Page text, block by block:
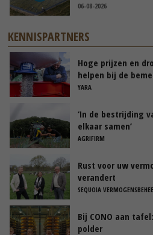
06-08-2026
KENNISPARTNERS
Hoge prijzen en
helpen bij de
YARA
‘In de bestrijding
elkaar samen’
AGRIFIRM
Rust voor uw
verandert
SEQUOIA
Bij CONO aan
polder